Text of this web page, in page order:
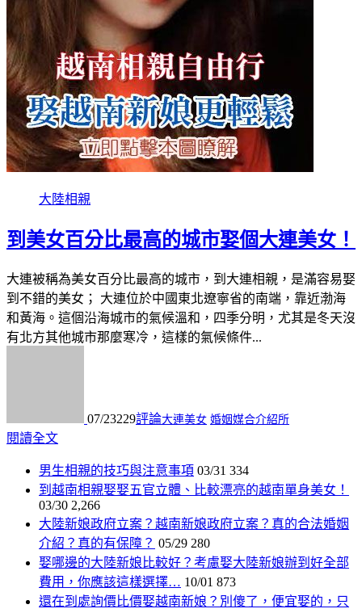
大陸相親
到美女百分比最高的城市娶個大連美女！
大連被稱為美女百分比最高的城市，到大連相親，是滿容易娶
到不錯的美女； 大連位於中國東北遼寧省的南端，靠近渤海
和黃海。這個沿海城市的氣候溫和，四季分明，尤其是冬天沒
有北方其他城市那麼寒冷，這樣的氣候條件...
07/23229評論大連美女 婚姻媒合介紹所
閱讀全文
男生相親的技巧與注意事項 03/31 334
到越南相親娶娶五官立體、比較漂亮的越南單身美女！
03/30 2,266
大陸新娘政府立案？越南新娘政府立案？真的合法婚姻
介紹？真的有保障？ 05/29 280
娶哪邊的大陸新娘比較好？考慮娶大陸新娘辦到好全部
費用，你應該這樣選擇… 10/01 873
還在到處詢價比價娶越南新娘？別傻了，便宜娶的，只